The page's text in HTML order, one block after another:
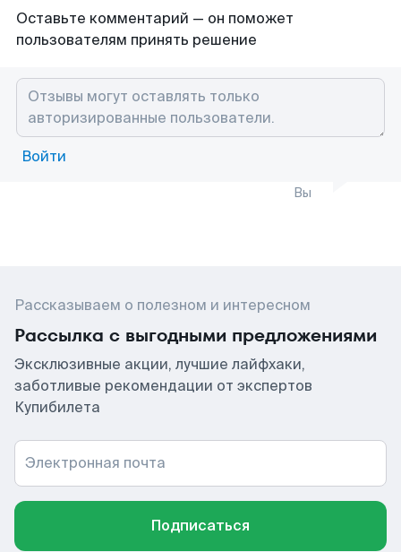
Оставьте комментарий — он поможет
пользователям принять решение
Войти
Вы
Рассказываем о полезном и интересном
Рассылка с выгодными предложениями
Эксклюзивные акции, лучшие лайфхаки,
заботливые рекомендации от экспертов
Купибилета
Электронная почта
Подписаться